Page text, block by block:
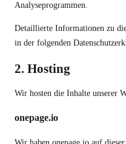
Analyseprogrammen.
Detaillierte Informationen zu
in der folgenden
2. Hosting
Wir hosten die Inhalte unserer
onepage.io